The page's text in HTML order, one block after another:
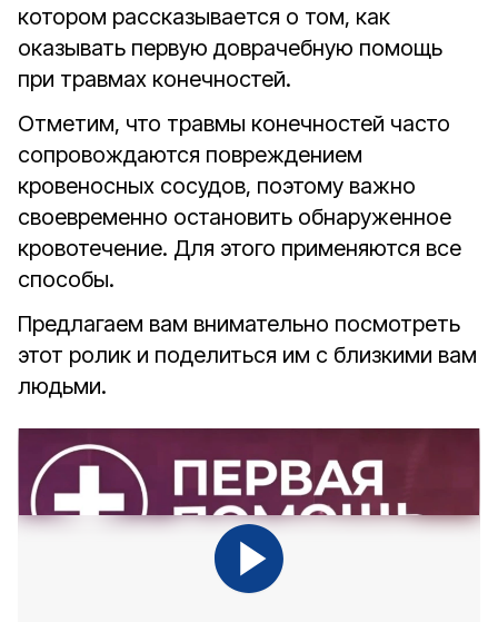
котором рассказывается о том, как
оказывать первую доврачебную помощь
при травмах конечностей.
Отметим, что травмы конечностей часто
сопровождаются повреждением
кровеносных сосудов, поэтому важно
своевременно остановить обнаруженное
кровотечение. Для этого применяются все
способы.
Предлагаем вам внимательно посмотреть
этот ролик и поделиться им с близкими вам
людьми.